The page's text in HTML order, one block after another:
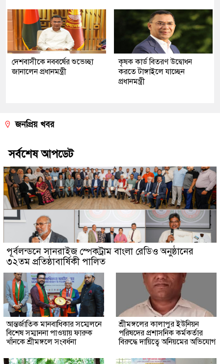
দেশবাসীকে নববর্ষের শুভেচ্ছা
জানালেন প্রধানমন্ত্রী
কৃষক কার্ড বিতরণ উদ্বোধন
করতে টাঙ্গাইলে যাচ্ছেন
প্রধানমন্ত্রী
জনপ্রিয় খবর
সর্বশেষ আপডেট
পূর্বলন্ডনে সানরাইজ স্পেকট্রাম বাংলা রেডিও অনুষ্ঠানের
৩২তম প্রতিষ্ঠাবার্ষিকী পালিত
আন্তর্জাতিক মানবাধিকার সম্মেলনে
বিশেষ সম্মাননা পাওয়ায় ফারুক
খাঁনকে শ্রীমঙ্গলে সংবর্ধনা
শ্রীমঙ্গলের কালাপুর ইউনিয়ন
পরিষদের প্রশাসনিক কর্মকর্তার
বিরুদ্ধে দায়িত্বে অনিয়মের অভিযোগ